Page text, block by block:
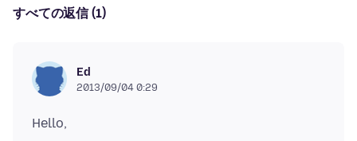
すべての返信 (1)
Ed
2013/09/04 0:29